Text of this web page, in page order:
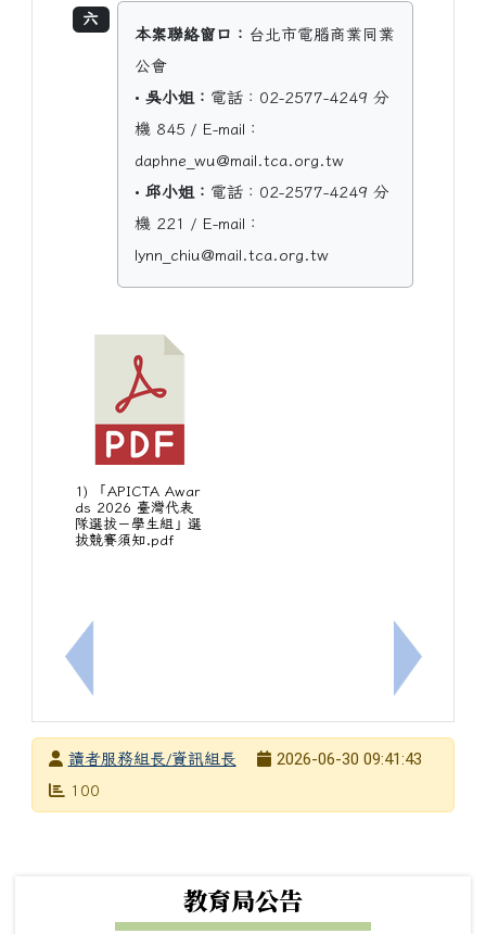
上一筆：靜宜大學於8月26日辦理「全國高中職程式
六
本案聯絡窗口： 台北市電腦商業同業
公會
•吳小姐： 電話：02-2577-4249 分
機 845 / E-mail：
daphne_wu@mail.tca.org.tw
•邱小姐： 電話：02-2577-4249 分
機 221 / E-mail：
lynn_chiu@mail.tca.org.tw
1) 「APICTA Awar
ds 2026 臺灣代表
隊選拔－學生組」選
拔競賽須知.pdf
下一筆：
發布者讀者服務組長/資訊組長
發布日期
2026-06-30 09:41:43
瀏覽次數
100
教育局公告